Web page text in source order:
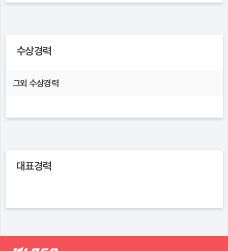
수상경력
그외 수상경력
대표경력